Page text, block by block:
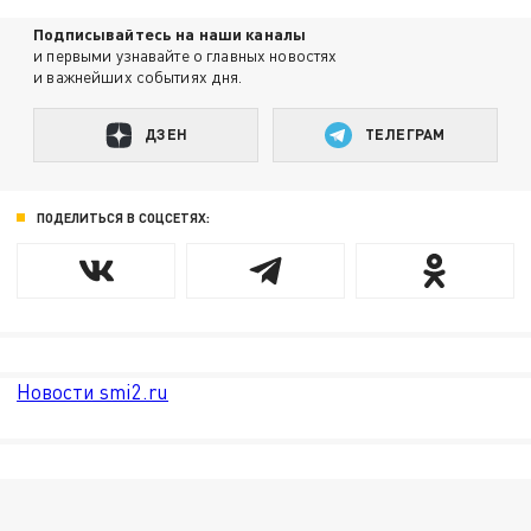
Подписывайтесь на наши каналы
и первыми узнавайте о главных новостях
и важнейших событиях дня.
ДЗЕН ТЕЛЕГРАМ
ПОДЕЛИТЬСЯ В СОЦСЕТЯХ:
Новости smi2.ru